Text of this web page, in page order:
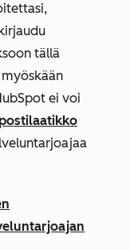
tällä
ei voi